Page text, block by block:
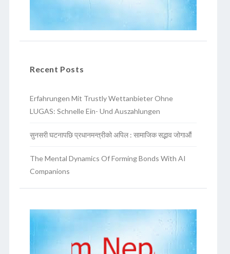
Recent Posts
Erfahrungen Mit Trustly Wettanbieter Ohne
LUGAS: Schnelle Ein- Und Auszahlungen
सुनसरी घटनापछि प्रधानमन्त्रीको अपिल : सामाजिक सद्भाव जोगाऔं
The Mental Dynamics Of Forming Bonds With AI
Companions